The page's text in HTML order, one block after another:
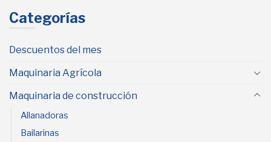
Categorías
Descuentos del mes
Maquinaria Agrícola
Maquinaria de construcción
Allanadoras
Bailarinas